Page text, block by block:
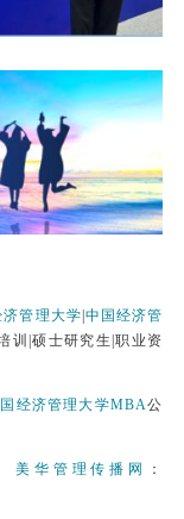
济管理大学 中国经济管
训|硕士研究生|职业资
经济管理大学MBA公
美华管理传播网
：